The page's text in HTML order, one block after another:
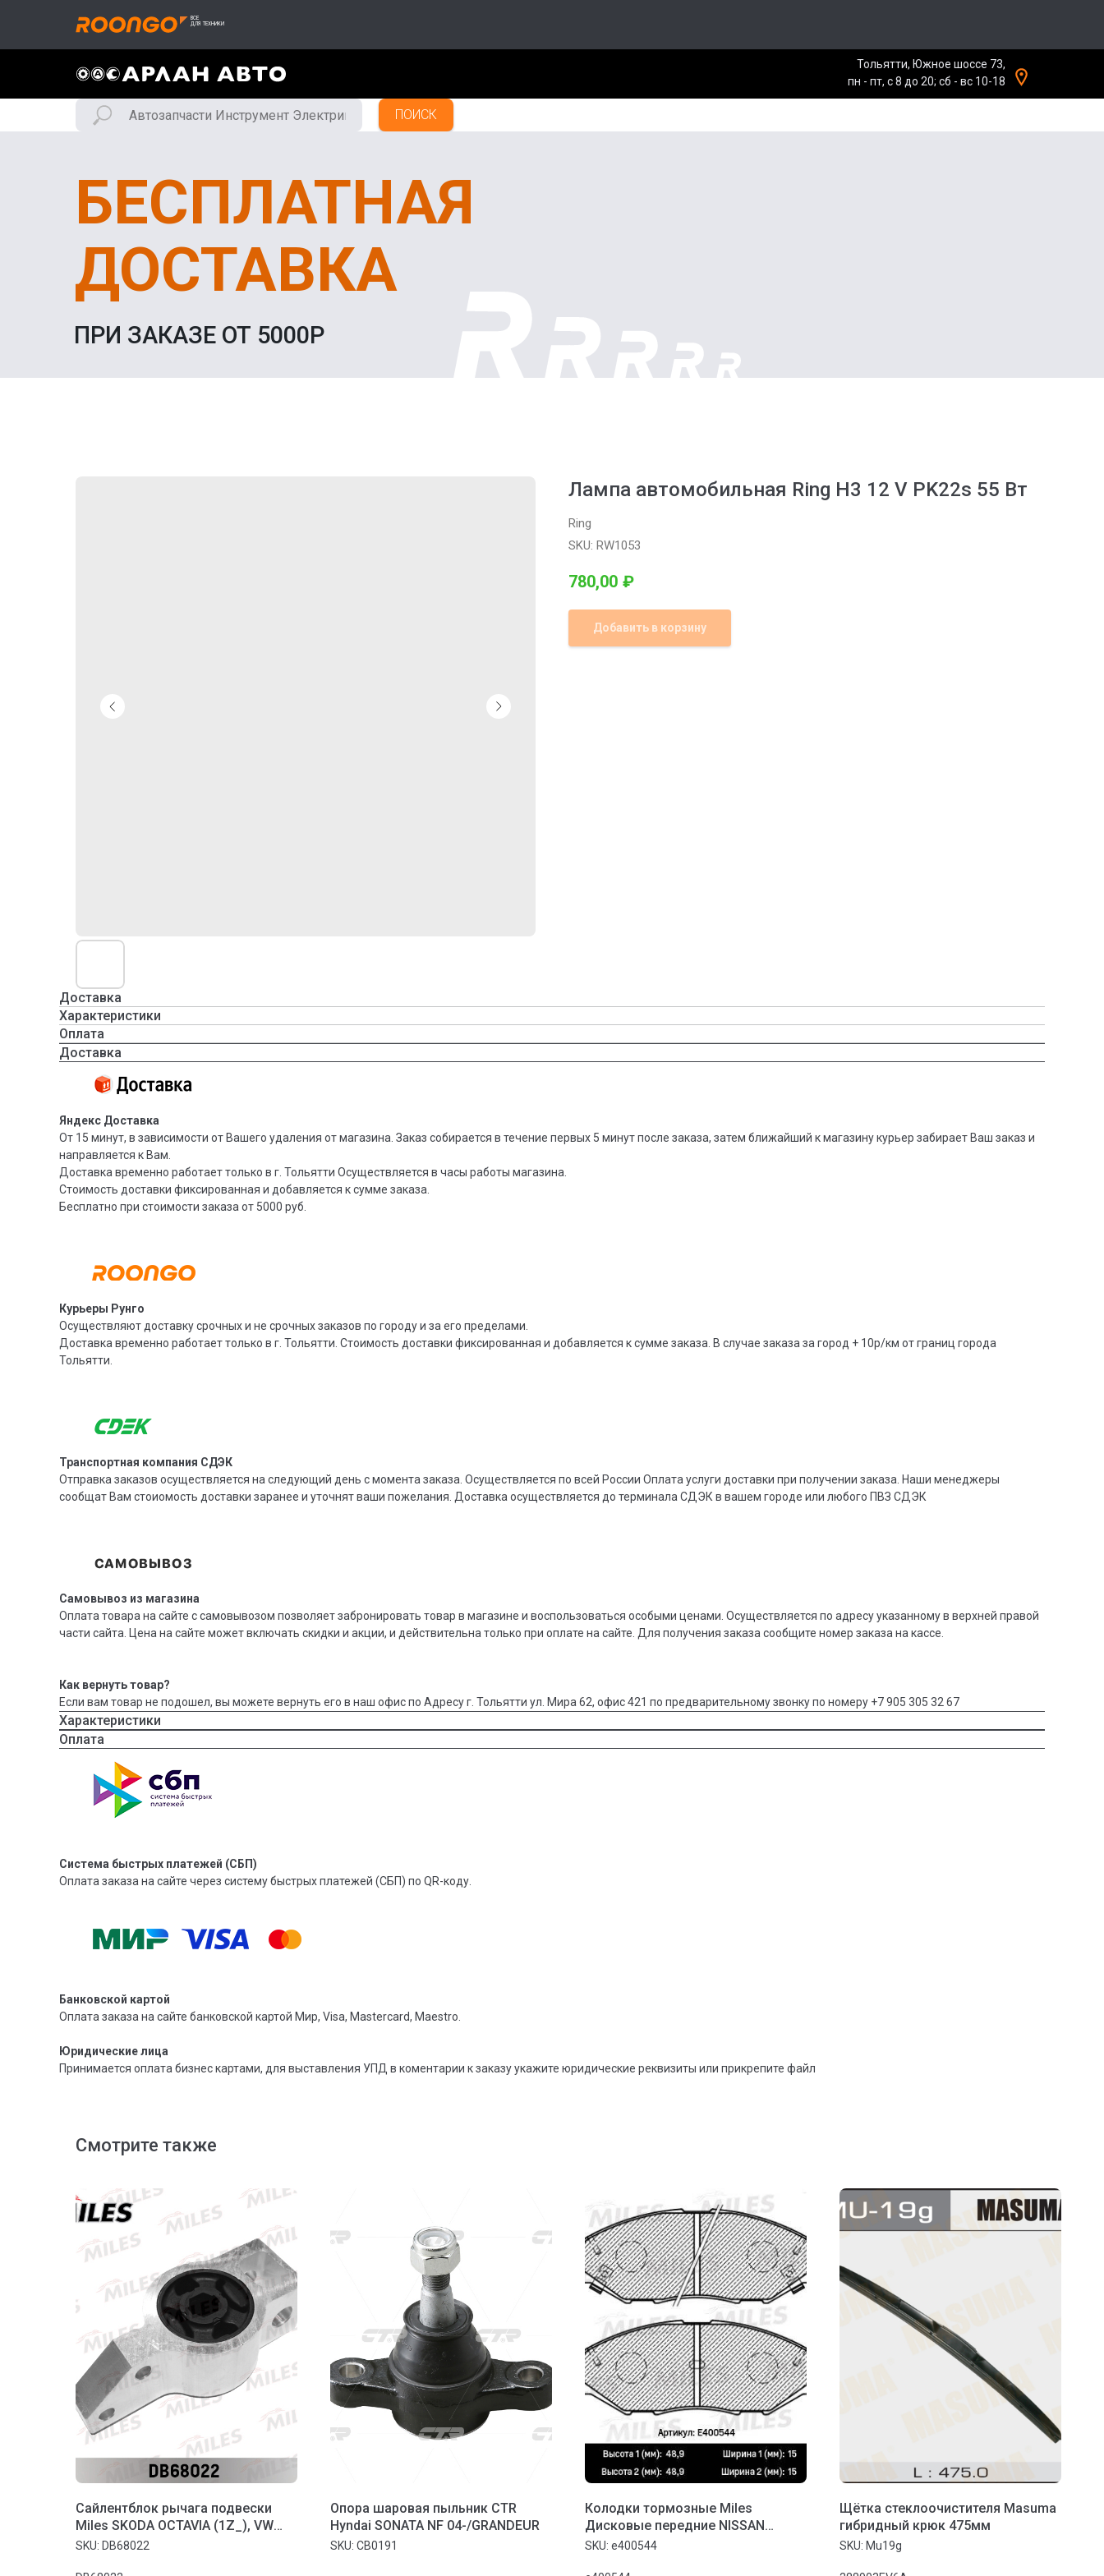
Тольятти, Южное шоссе 73,
пн - пт, с 8 до 20; сб - вс 10-18
ПОИСК
БЕСПЛАТНАЯ
ДОСТАВКА
ПРИ ЗАКАЗЕ ОТ 5000Р
Лампа автомобильная Ring H3 12 V PK22s 55 Вт
Ring
SKU: RW1053
780,00 ₽
Добавить в корзину
Доставка
Характеристики
Оплата
Доставка
Яндекс Доставка
От 15 минут, в зависимости от Вашего удаления от магазина. Заказ собирается в течение первых 5 минут после заказа, затем ближайший к магазину курьер забирает Ваш заказ и
направляется к Вам.
Доставка временно работает только в г. Тольятти Осуществляется в часы работы магазина.
Стоимость доставки фиксированная и добавляется к сумме заказа.
Бесплатно при стоимости заказа от 5000 руб.
Курьеры Рунго
Осуществляют доставку срочных и не срочных заказов по городу и за его пределами.
Доставка временно работает только в г. Тольятти. Стоимость доставки фиксированная и добавляется к сумме заказа. В случае заказа за город + 10р/км от границ города
Тольятти.
Транспортная компания СДЭК
Отправка заказов осуществляется на следующий день с момента заказа. Осуществляется по всей России Оплата услуги доставки при получении заказа. Наши менеджеры
сообщат Вам стоиомость доставки заранее и уточнят ваши пожелания. Доставка осуществляется до терминала СДЭК в вашем городе или любого ПВЗ СДЭК
Самовывоз из магазина
Оплата товара на сайте с самовывозом позволяет забронировать товар в магазине и воспользоваться особыми ценами. Осуществляется по адресу указанному в верхней правой
части сайта. Цена на сайте может включать скидки и акции, и действительна только при оплате на сайте. Для получения заказа сообщите номер заказа на кассе.
Как вернуть товар?
Если вам товар не подошел, вы можете вернуть его в наш офис по Адресу г. Тольятти ул. Мира 62, офис 421 по предварительному звонку по номеру +7 905 305 32 67
Характеристики
Оплата
Система быстрых платежей (СБП)
Оплата заказа на сайте через систему быстрых платежей (СБП) по QR-коду.
Банковской картой
Оплата заказа на сайте банковской картой Мир, Visa, Mastercard, Maestro.
Юридические лица
Принимается оплата бизнес картами, для выставления УПД в коментарии к заказу укажите юридические реквизиты или прикрепите файл
Смотрите также
Сайлентблок рычага подвески
Miles SKODA OCTAVIA (1Z_), VW
GOLF V-VI (LMI 3476301) DB68022
SKU: DB68022
Опора шаровая пыльник CTR
Hyndai SONATA NF 04-/GRANDEUR
SKU: CB0191
Колодки тормозные Miles
Дисковые передние NISSAN
MARCH 02-NOTE (Япония) 01-TIIDA
SKU: e400544
Щётка стеклоочистителя Masuma
гибридный крюк 475мм
SKU: Mu19g